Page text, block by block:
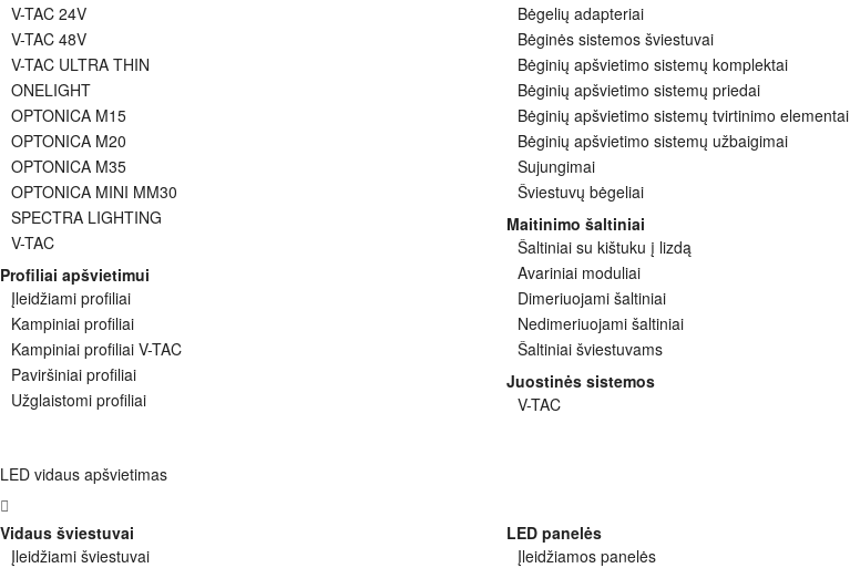
V-TAC 24V
V-TAC 48V
V-TAC ULTRA THIN
ONELIGHT
OPTONICA M15
OPTONICA M20
OPTONICA M35
OPTONICA MINI MM30
SPECTRA LIGHTING
V-TAC
Profiliai apšvietimui
Įleidžiami profiliai
Kampiniai profiliai
Kampiniai profiliai V-TAC
Paviršiniai profiliai
Užglaistomi profiliai
Bėgelių adapteriai
Bėginės sistemos šviestuvai
Bėginių apšvietimo sistemų komplektai
Bėginių apšvietimo sistemų priedai
Bėginių apšvietimo sistemų tvirtinimo elementai
Bėginių apšvietimo sistemų užbaigimai
Sujungimai
Šviestuvų bėgeliai
Maitinimo šaltiniai
Šaltiniai su kištuku į lizdą
Avariniai moduliai
Dimeriuojami šaltiniai
Nedimeriuojami šaltiniai
Šaltiniai šviestuvams
Juostinės sistemos
V-TAC
LED vidaus apšvietimas
Vidaus šviestuvai
Įleidžiami šviestuvai
LED panelės
Įleidžiamos panelės